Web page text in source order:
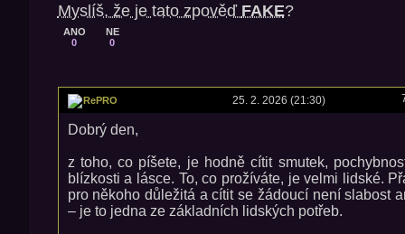
Myslíš, že je tato zpověď FAKE?
ANO
0
NE
0
RePRO 25. 2. 2026 (21:30)
Dobrý den,
z toho, co píšete, je hodně cítit smutek,
blízkosti a lásce. To, co prožíváte, je velmi lidské.
pro někoho důležitá a cítit se žádoucí není slabost
– je to jedna ze základních lidských potřeb.